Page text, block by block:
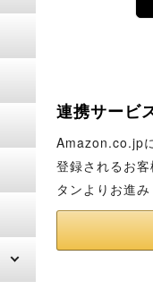
連携サービ
Amazon.co.jp
登録されるお
タンよりお進み